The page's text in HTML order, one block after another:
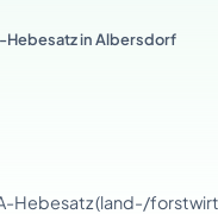
in Albersdorf
Hebesatz (land-/